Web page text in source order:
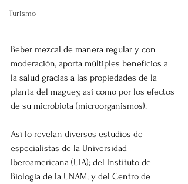
Turismo
Beber mezcal de manera regular y con
moderación, aporta múltiples beneficios a
la salud gracias a las propiedades de la
planta del maguey, así como por los efectos
de su microbiota (microorganismos).
Así lo revelan diversos estudios de
especialistas de la Universidad
Iberoamericana (UIA); del Instituto de
Biología de la UNAM; y del Centro de